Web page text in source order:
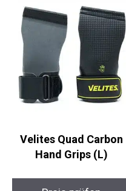
Velites Quad Carbon
Hand Grips (L)